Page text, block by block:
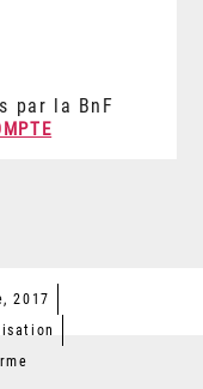
par la BnF
2017